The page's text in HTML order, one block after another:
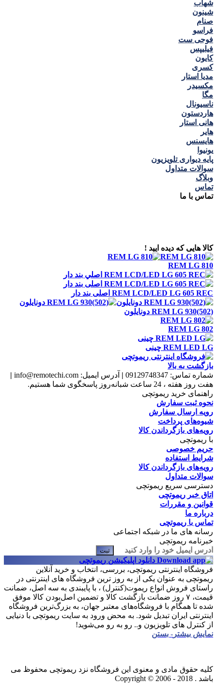
شهاب
شینون
صنام
فراسو
فوجی ست
فیلیپس
کایون
کسری
مدیا استار
مکسیدر
مگا
ناسیونال
هاردستون
هانی استار
هایر
هایسنس
یونیوا
پایه دیواری تلویزیون
سوالات متداول
وبلاگ
تماس
تماس با ما
کالا هایی که دیده ایید !
REM LG 810
REM LCD/LED LG 605 REC اصلی بند دار
REM LG 930(502) دونايلون
REM LG 802
REM LED LG چينی
بازگشت به بالا
شماره تماس: 09129748347
| آدرس ایمیل: info@remotechi.com
|
هفت روز هفته ، 24 ساعت شبانه‌روز پاسخگوی شما هستیم.
راهنمای خرید ریموتچی
نحوه ثبت سفارش
رویه ارسال سفارش
شیوه‌های پرداخت
رویه‌های بازگرداندن کالا
با ریموتچی
حریم خصوصی
شرایط استفاده
رویه‌های بازگرداندن کالا
سوالات متداول
دسترسی سریع ریموتچی
اتاق خبر ریموتچی
قوانین و مقررات
درباره ما
تماس با ریموتچی
رسانه های ما در شبکه اجتماعی
خبرنامه ریموتچی
ثبت
دانلود اپلیکیشن ریموتچی
فروشگاه اینترنتی ریموتچی، بررسی، انتخاب و خرید آنلاین
ریموتچی به عنوان یکی از به روز ترین فروشگاه های اینترنتی در
راستای فروش انواع ریموت(کنترل) ، با پایبندی به سه اصل، ضمانت
قیمت، ۷ روز ضمانت بازگشت کالا و تضمین اصل‌بودن کالا موفق
شده تا همگام با فروشگاه‌های معتبر جهان، به بزرگ‌ترین فروشگاه
اینترنتی ایران تبدیل شود. به محض ورود به سایت ریموتچی با دنیایی
از کنترل های تلویزیون و.. رو به رو می‌شوید!
نمایش بیشتر - بستن
کلیه حقوق مادی و معنوی این فروشگاه نزد ریموتچی محفوظ می
باشد . Copyright © 2006 - 2018